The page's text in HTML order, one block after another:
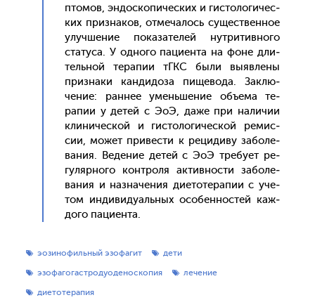
пто­мов, эн­доско­пичес­ких и гис­то­логи­чес­
ких приз­на­ков, от­ме­чалось су­щес­твен­ное
улуч­ше­ние по­каза­телей нут­ри­тив­но­го
ста­туса. У од­но­го па­ци­ен­та на фо­не дли­
тель­ной те­рапии тГКС бы­ли вы­яв­ле­ны
приз­на­ки кан­ди­доза пи­щево­да. Зак­лю­
чение: ран­нее умень­ше­ние объ­ема те­
рапии у де­тей с Э­оЭ, да­же при на­личии
кли­ничес­кой и гис­то­логи­чес­кой ре­мис­
сии, мо­жет при­вес­ти к ре­циди­ву за­боле­
вания. Ве­дение де­тей с Э­оЭ тре­бу­ет ре­
гуляр­но­го кон­тро­ля ак­тивнос­ти за­боле­
вания и наз­на­чения ди­ето­тера­пии с уче­
том ин­ди­виду­аль­ных осо­бен­ностей каж­
до­го па­ци­ен­та.
эозинофильный эзофагит
дети
эзофагогастродуоденоскопия
лечение
диетотерапия